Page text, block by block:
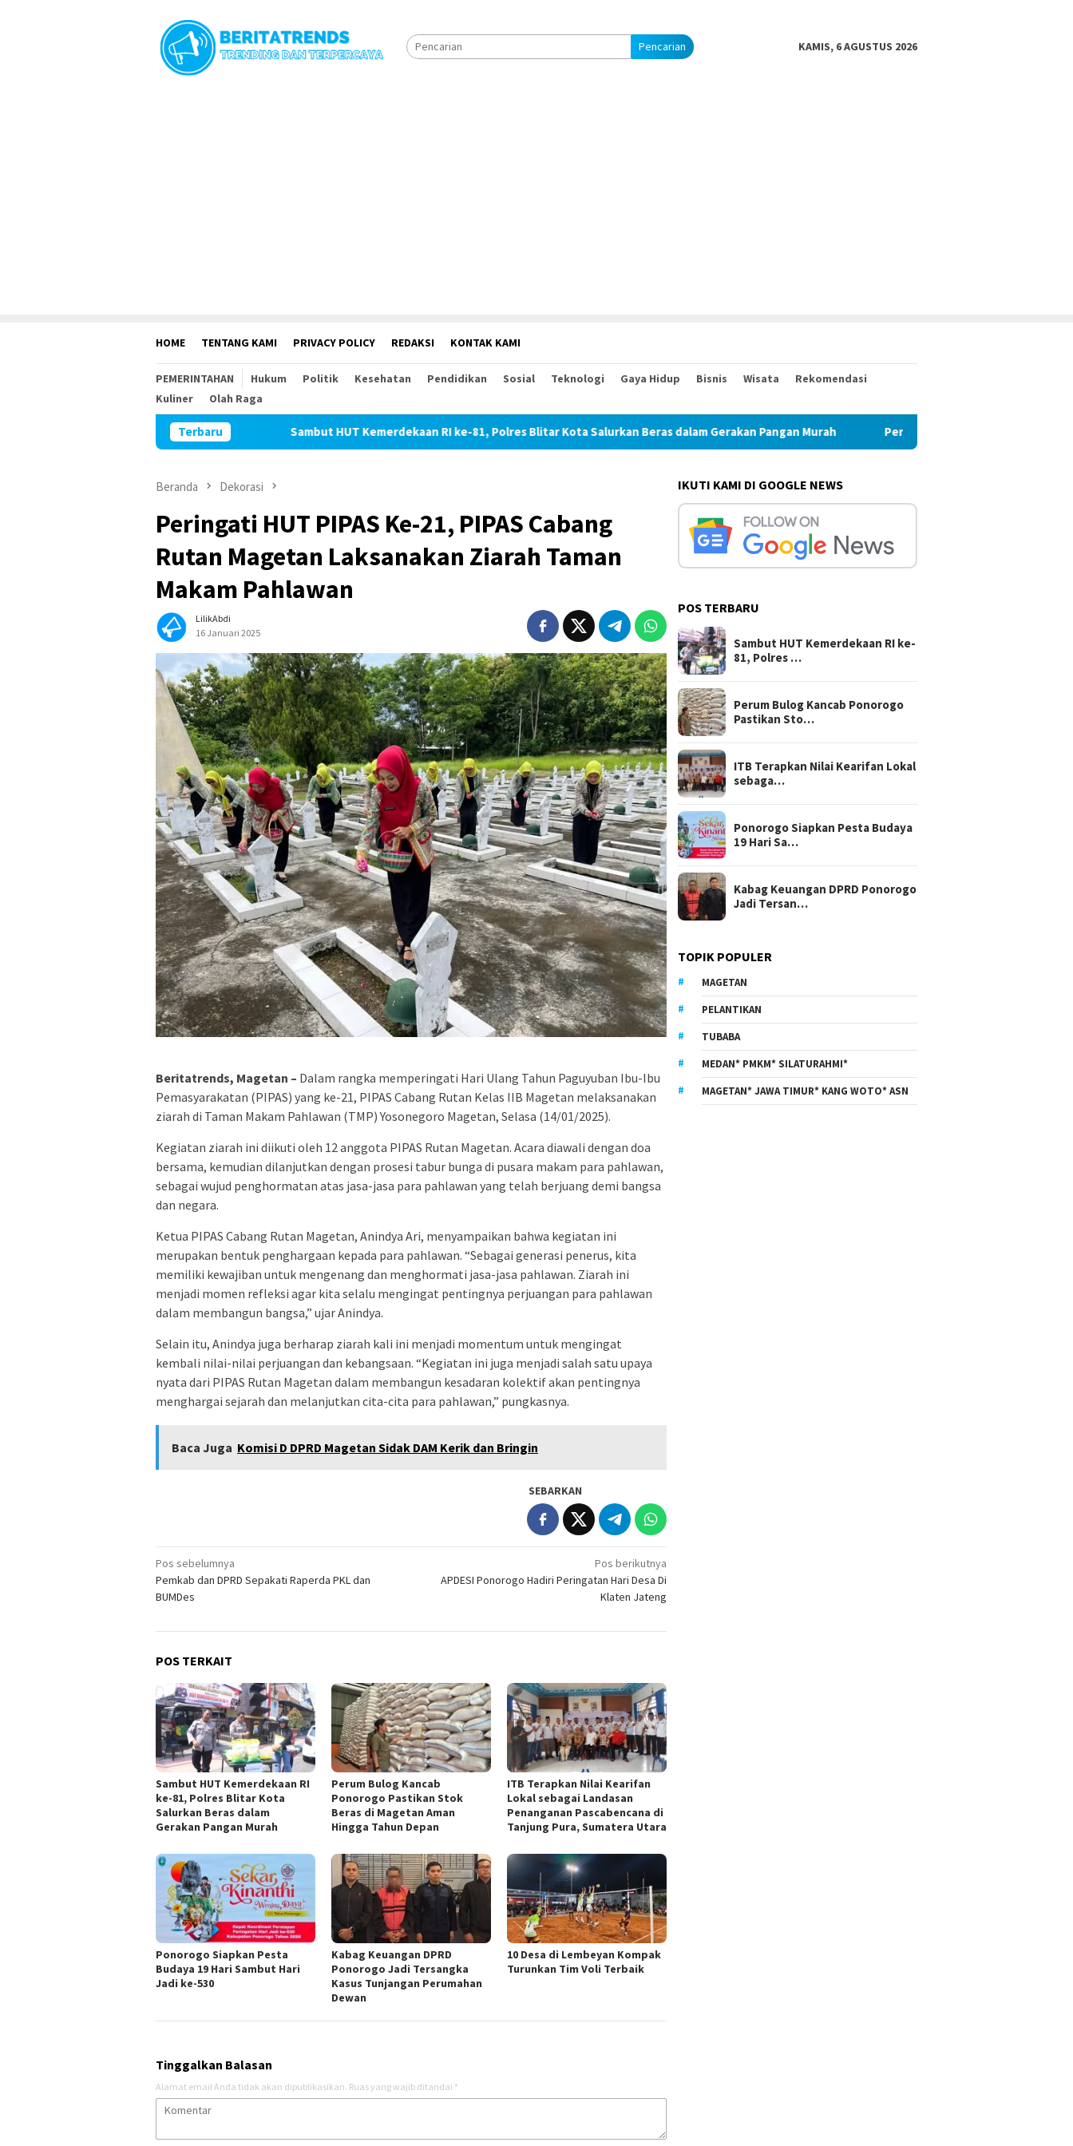
Pencarian KAMIS, 6 AGUSTUS 2026
HOME TENTANG KAMI PRIVACY POLICY REDAKSI KONTAK KAMI
PEMERINTAHAN Hukum Politik Kesehatan Pendidikan Sosial Teknologi Gaya Hidup Bisnis Wisata
Rekomendasi
Kuliner
Olah Raga
TerbaruSambut HUT Kemerdekaan RI ke-81, Polres Blitar Kota Salurkan Beras dalam Gerakan Pangan Murah Perum Bulog Kancab Ponorogo Pastikan Stok
Beranda Dekorasi
Peringati HUT PIPAS Ke-21, PIPAS Cabang
Rutan Magetan Laksanakan Ziarah Taman
Makam Pahlawan
LilikAbdi
16 Januari 2025
Beritatrends, Magetan – Dalam rangka memperingati Hari Ulang Tahun Paguyuban Ibu-Ibu
Pemasyarakatan (PIPAS) yang ke-21, PIPAS Cabang Rutan Kelas IIB Magetan melaksanakan
ziarah di Taman Makam Pahlawan (TMP) Yosonegoro Magetan, Selasa (14/01/2025).
Kegiatan ziarah ini diikuti oleh 12 anggota PIPAS Rutan Magetan. Acara diawali dengan doa
bersama, kemudian dilanjutkan dengan prosesi tabur bunga di pusara makam para pahlawan,
sebagai wujud penghormatan atas jasa-jasa para pahlawan yang telah berjuang demi bangsa
dan negara.
Ketua PIPAS Cabang Rutan Magetan, Anindya Ari, menyampaikan bahwa kegiatan ini
merupakan bentuk penghargaan kepada para pahlawan. “Sebagai generasi penerus, kita
memiliki kewajiban untuk mengenang dan menghormati jasa-jasa pahlawan. Ziarah ini
menjadi momen refleksi agar kita selalu mengingat pentingnya perjuangan para pahlawan
dalam membangun bangsa,” ujar Anindya.
Selain itu, Anindya juga berharap ziarah kali ini menjadi momentum untuk mengingat
kembali nilai-nilai perjuangan dan kebangsaan. “Kegiatan ini juga menjadi salah satu upaya
nyata dari PIPAS Rutan Magetan dalam membangun kesadaran kolektif akan pentingnya
menghargai sejarah dan melanjutkan cita-cita para pahlawan,” pungkasnya.
Baca Juga Komisi D DPRD Magetan Sidak DAM Kerik dan Bringin
SEBARKAN
Navigasi
pos
Pos sebelumnya
Pemkab dan DPRD Sepakati Raperda PKL dan
BUMDes
Pos berikutnya
APDESI Ponorogo Hadiri Peringatan Hari Desa Di
Klaten Jateng
POS TERKAIT
Sambut HUT Kemerdekaan RI
ke-81, Polres Blitar Kota
Salurkan Beras dalam
Gerakan Pangan Murah
Perum Bulog Kancab
Ponorogo Pastikan Stok
Beras di Magetan Aman
Hingga Tahun Depan
ITB Terapkan Nilai Kearifan
Lokal sebagai Landasan
Penanganan Pascabencana di
Tanjung Pura, Sumatera Utara
Ponorogo Siapkan Pesta
Budaya 19 Hari Sambut Hari
Jadi ke-530
Kabag Keuangan DPRD
Ponorogo Jadi Tersangka
Kasus Tunjangan Perumahan
Dewan
10 Desa di Lembeyan Kompak
Turunkan Tim Voli Terbaik
Tinggalkan Balasan
Alamat email Anda tidak akan dipublikasikan. Ruas yang wajib ditandai *
IKUTI KAMI DI GOOGLE NEWS
POS TERBARU
Sambut HUT Kemerdekaan RI ke-
81, Polres …
Perum Bulog Kancab Ponorogo
Pastikan Sto…
ITB Terapkan Nilai Kearifan Lokal
sebaga…
Ponorogo Siapkan Pesta Budaya
19 Hari Sa…
Kabag Keuangan DPRD Ponorogo
Jadi Tersan…
TOPIK POPULER
MAGETAN
PELANTIKAN
TUBABA
MEDAN* PMKM* SILATURAHMI*
MAGETAN* JAWA TIMUR* KANG WOTO* ASN